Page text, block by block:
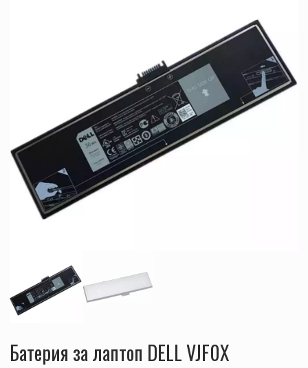
Батерия за лаптоп DELL VJF0X